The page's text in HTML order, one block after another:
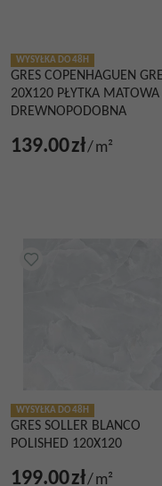
WYSYŁKA DO 48H
GRES COPENHAGUEN
20X120 PŁYTKA MATOWA
DREWNOPODOBNA
139.00zł/m²
WYSYŁKA DO 48H
GRES SOLLER BLANCO
POLISHED 120X120
199.00zł/m²